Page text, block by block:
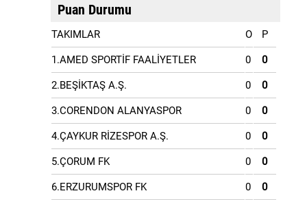
Puan Durumu
TAKIMLAR O P
1.AMED SPORTİF FAALİYETLER 0 0
2.BEŞİKTAŞ A.Ş. 0 0
3.CORENDON ALANYASPOR 0 0
4.ÇAYKUR RİZESPOR A.Ş. 0 0
5.ÇORUM FK 0 0
6.ERZURUMSPOR FK 0 0